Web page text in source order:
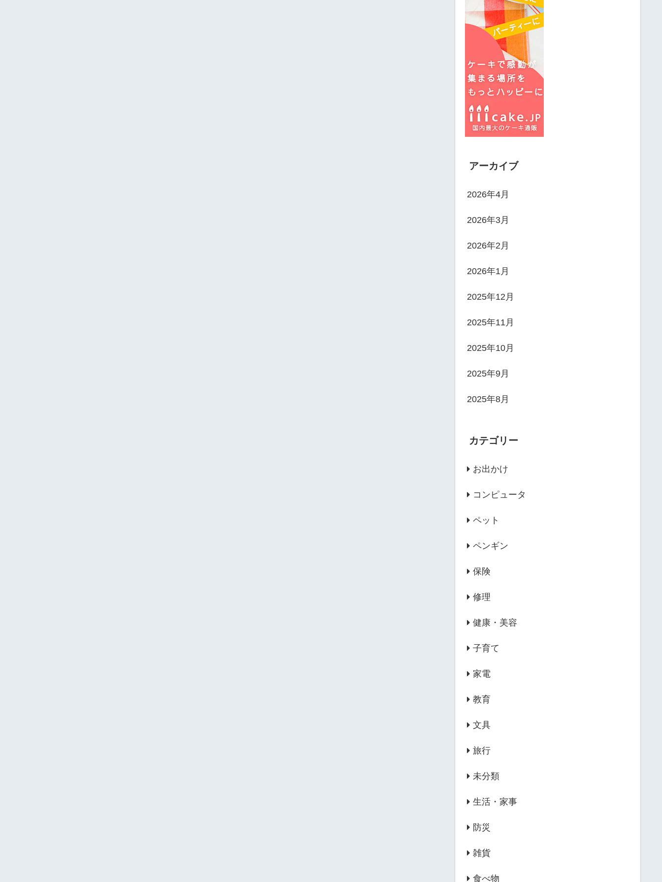
アーカイブ
2026年4月
2026年3月
2026年2月
2026年1月
2025年12月
2025年11月
2025年10月
2025年9月
2025年8月
カテゴリー
お出かけ
コンピュータ
ペット
ペンギン
保険
修理
健康・美容
子育て
家電
教育
文具
旅行
未分類
生活・家事
防災
雑貨
食べ物